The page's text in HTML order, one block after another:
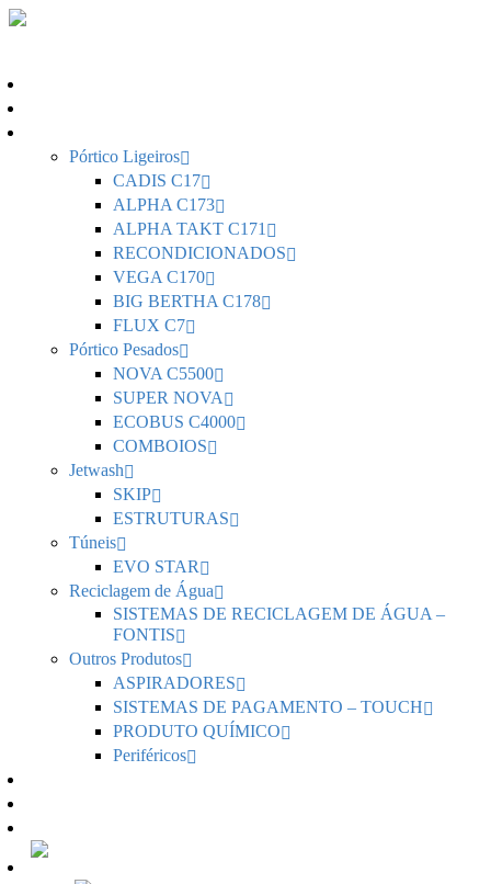
Pórtico Ligeiros
CADIS C17
ALPHA C173
ALPHA TAKT C171
RECONDICIONADOS
VEGA C170
BIG BERTHA C178
FLUX C7
Pórtico Pesados
NOVA C5500
SUPER NOVA
ECOBUS C4000
COMBOIOS
Jetwash
SKIP
ESTRUTURAS
Túneis
EVO STAR
Reciclagem de Água
SISTEMAS DE RECICLAGEM DE ÁGUA –
FONTIS
Outros Produtos
ASPIRADORES
SISTEMAS DE PAGAMENTO – TOUCH
PRODUTO QUÍMICO
Periféricos